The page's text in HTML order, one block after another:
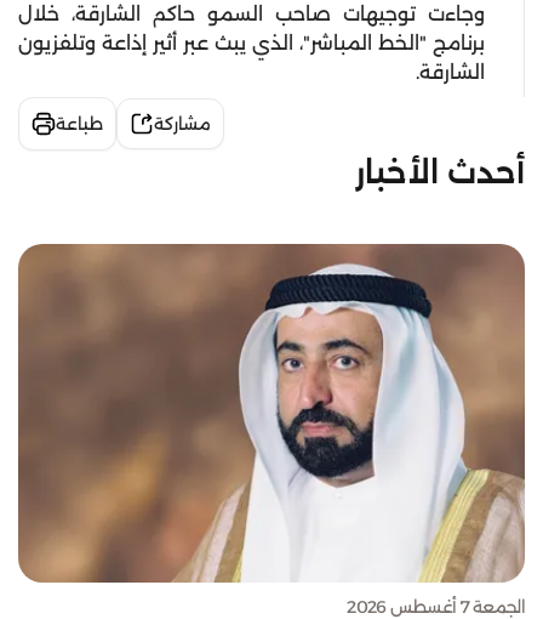
وجاءت توجيهات صاحب السمو حاكم الشارقة، خلال
برنامج "الخط المباشر"، الذي يبث عبر أثير إذاعة وتلفزيون
الشارقة.
مشاركة طباعة
أحدث الأخبار
الجمعة 7 أغسطس 2026